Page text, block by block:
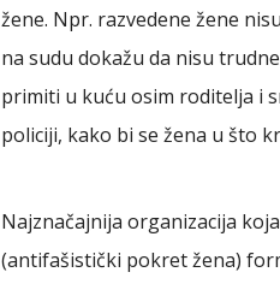
žene. Npr. razvedene žene
na sudu dokažu da nisu
primiti u kuću osim roditelja i
policiji, kako bi se žena u što
Najznačajnija organizacija
(antifašistički pokret žena)